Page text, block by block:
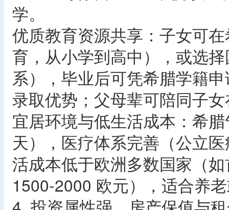
学。​
优质教育资源共享：子女可
育，从小学到高中），或选
系），毕业后可凭希腊学籍
录取优势；父母辈可陪同子
宜居环境与低生活成本：希
天），医疗体系完善（公立
活成本低于欧洲多数国家（
1500-2000 欧元），适合养